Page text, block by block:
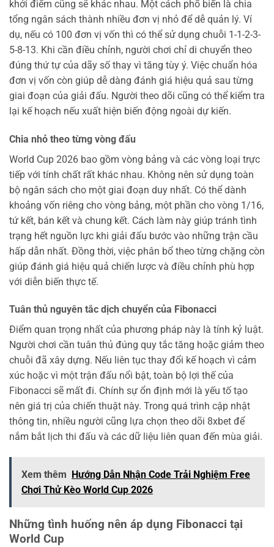
khởi điểm cũng sẽ khác nhau. Một cách phổ biến là chia
tổng ngân sách thành nhiều đơn vị nhỏ để dễ quản lý. Ví
dụ, nếu có 100 đơn vị vốn thì có thể sử dụng chuỗi 1-1-2-3-
5-8-13. Khi cần điều chỉnh, người chơi chỉ di chuyển theo
đúng thứ tự của dãy số thay vì tăng tùy ý. Việc chuẩn hóa
đơn vị vốn còn giúp dễ dàng đánh giá hiệu quả sau từng
giai đoạn của giải đấu. Người theo dõi cũng có thể kiểm tra
lại kế hoạch nếu xuất hiện biến động ngoài dự kiến.
Chia nhỏ theo từng vòng đấu
World Cup 2026 bao gồm vòng bảng và các vòng loại trực
tiếp với tính chất rất khác nhau. Không nên sử dụng toàn
bộ ngân sách cho một giai đoạn duy nhất. Có thể dành
khoảng vốn riêng cho vòng bảng, một phần cho vòng 1/16,
tứ kết, bán kết và chung kết. Cách làm này giúp tránh tình
trạng hết nguồn lực khi giải đấu bước vào những trận cầu
hấp dẫn nhất. Đồng thời, việc phân bổ theo từng chặng còn
giúp đánh giá hiệu quả chiến lược và điều chỉnh phù hợp
với diễn biến thực tế.
Tuân thủ nguyên tắc dịch chuyển của Fibonacci
Điểm quan trọng nhất của phương pháp này là tính kỷ luật.
Người chơi cần tuân thủ đúng quy tắc tăng hoặc giảm theo
chuỗi đã xây dựng. Nếu liên tục thay đổi kế hoạch vì cảm
xúc hoặc vì một trận đấu nổi bật, toàn bộ lợi thế của
Fibonacci sẽ mất đi. Chính sự ổn định mới là yếu tố tạo
nên giá trị của chiến thuật này. Trong quá trình cập nhật
thông tin, nhiều người cũng lựa chọn theo dõi 8xbet để
nắm bắt lịch thi đấu và các dữ liệu liên quan đến mùa giải.
Xem thêm
Hướng Dẫn Nhận Code Trải Nghiệm Free
Chơi Thử Kèo World Cup 2026
Những tình huống nên áp dụng Fibonacci tại
World Cup